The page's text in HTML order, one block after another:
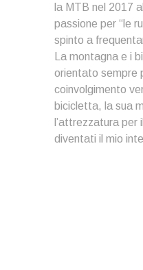
la MTB nel 2017
passione per “le
spinto a
La montagna e i
orientato sempre
coinvolgimento
bicicletta, la sua
l’attrezzatura per
diventati il mio